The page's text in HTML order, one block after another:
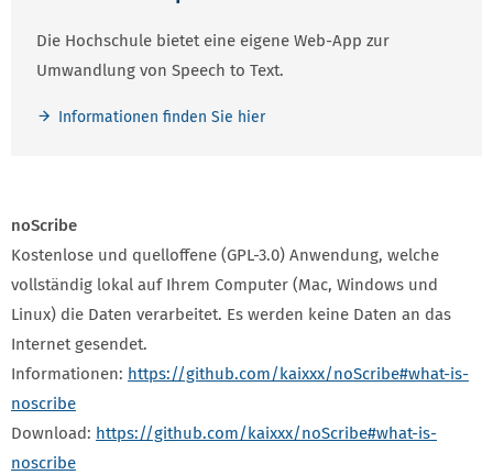
Die Hochschule bietet eine eigene Web-App zur
Umwandlung von Speech to Text.
Informationen finden Sie hier
noScribe
Kostenlose und quelloffene (GPL-3.0) Anwendung, welche
vollständig lokal auf Ihrem Computer (Mac, Windows und
Linux) die Daten verarbeitet. Es werden keine Daten an das
Internet gesendet.
Informationen: https://github.com/kaixxx/noScribe#what-is-
noscribe
Download: https://github.com/kaixxx/noScribe#what-is-
noscribe